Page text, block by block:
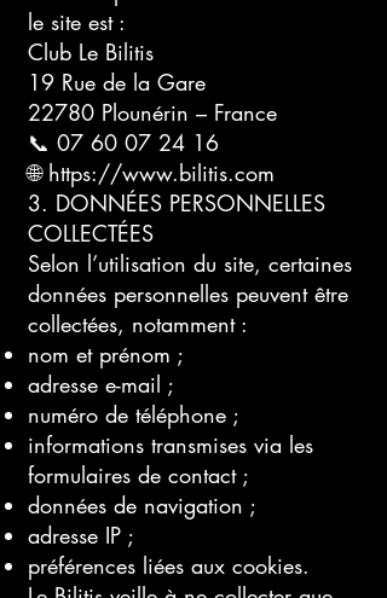
le site est :
Club Le Bilitis
19 Rue de la Gare
22780 Plounérin – France
📞 07 60 07 24 16
🌐 https://www.bilitis.com
3. DONNÉES PERSONNELLES
COLLECTÉES
Selon l’utilisation du site, certaines
données personnelles peuvent être
collectées, notamment :
nom et prénom ;
adresse e-mail ;
numéro de téléphone ;
informations transmises via les
formulaires de contact ;
données de navigation ;
adresse IP ;
préférences liées aux cookies.